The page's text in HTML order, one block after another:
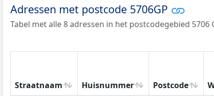
Adressen met postcode 5706GP
Tabel met alle 8 adressen in het postcodegebied 5706
Straatnaam Huisnummer Postcode